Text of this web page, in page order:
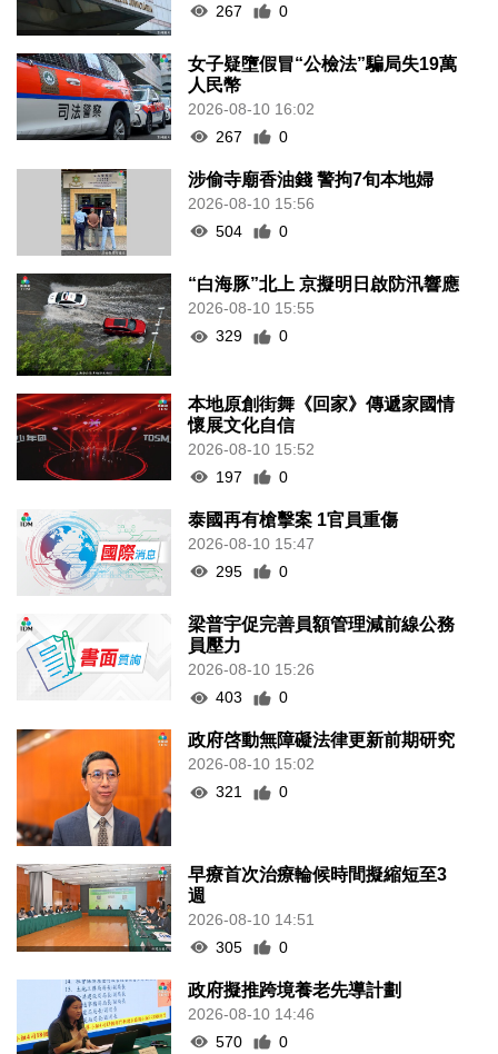
267
0
女子疑墮假冒“公檢法”騙局失19萬
人民幣
2026-08-10 16:02
267
0
涉偷寺廟香油錢 警拘7旬本地婦
2026-08-10 15:56
504
0
“白海豚”北上 京擬明日啟防汛響應
2026-08-10 15:55
329
0
本地原創街舞《回家》傳遞家國情
懷展文化自信
2026-08-10 15:52
197
0
泰國再有槍擊案 1官員重傷
2026-08-10 15:47
295
0
梁普宇促完善員額管理減前線公務
員壓力
2026-08-10 15:26
403
0
政府啓動無障礙法律更新前期研究
2026-08-10 15:02
321
0
早療首次治療輪候時間擬縮短至3
週
2026-08-10 14:51
305
0
政府擬推跨境養老先導計劃
2026-08-10 14:46
570
0